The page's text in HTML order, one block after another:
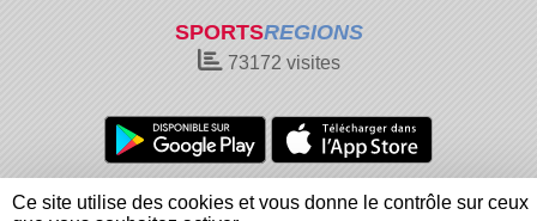
SPORTSREGIONS
73172 visites
Charte cookies
Gestion des cookies
Ce site utilise des cookies et vous donne le contrôle sur ceux